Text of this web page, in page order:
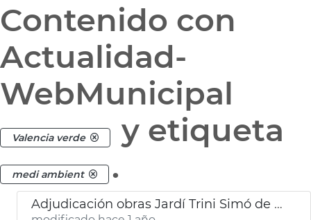
Contenido con
Actualidad-
WebMunicipal
Valencia verde y etiqueta
medi ambient .
Adjudicación obras Jardí Trini Simó de València